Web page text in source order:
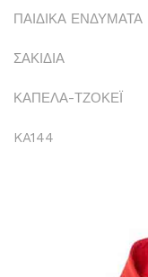
ΠΑΙΔΙΚΑ ΕΝΔΥΜΑΤΑ
ΣΑΚΙΔΙΑ
ΚΑΠΕΛΑ-ΤΖΟΚΕΪ
KA144